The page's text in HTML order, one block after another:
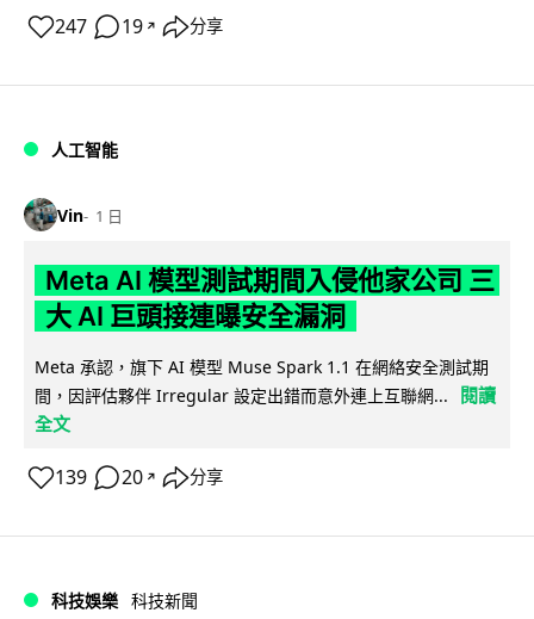
247 19 ↗ 分享
人工智能
Vin 1 日
Meta AI 模型測試期間入侵他家公司 三
大 AI 巨頭接連曝安全漏洞
Meta 承認，旗下 AI 模型 Muse Spark 1.1 在網絡安全測試期
間，因評估夥伴 Irregular 設定出錯而意外連上互聯網...
閱讀
全文
139 20 ↗ 分享
科技娛樂 科技新聞